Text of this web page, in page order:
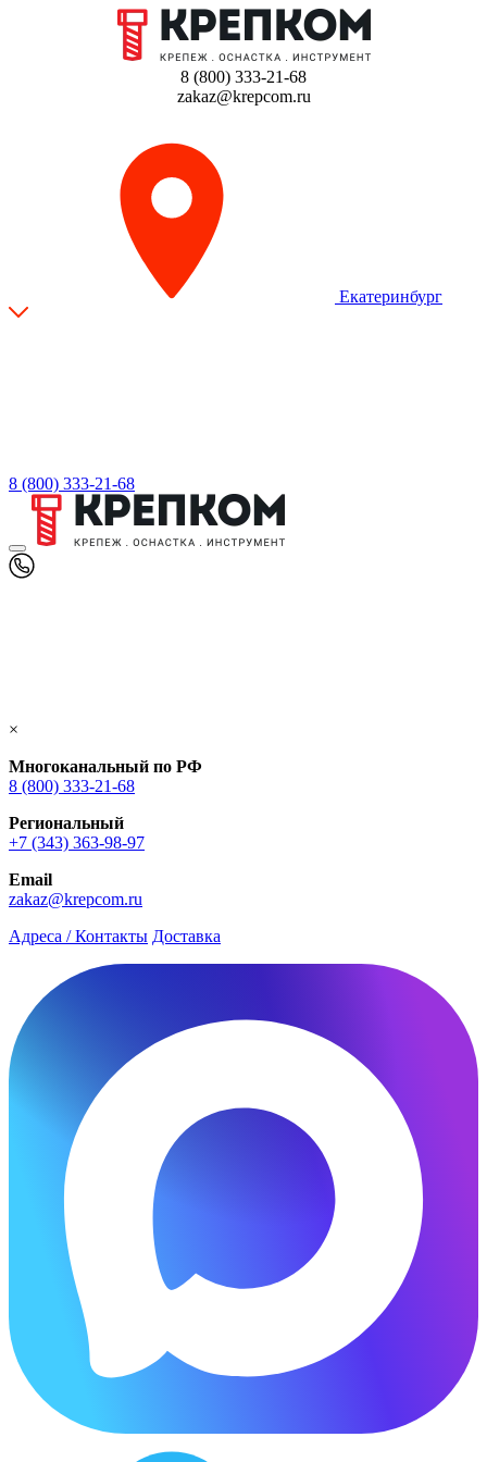
8 (800) 333-21-68
zakaz@krepcom.ru
Екатеринбург
8 (800) 333-21-68
×
Многоканальный по РФ
8 (800) 333‑21-68
Региональный
+7 (343) 363-98-97
Email
zakaz@krepcom.ru
Адреса / Контакты Доставка